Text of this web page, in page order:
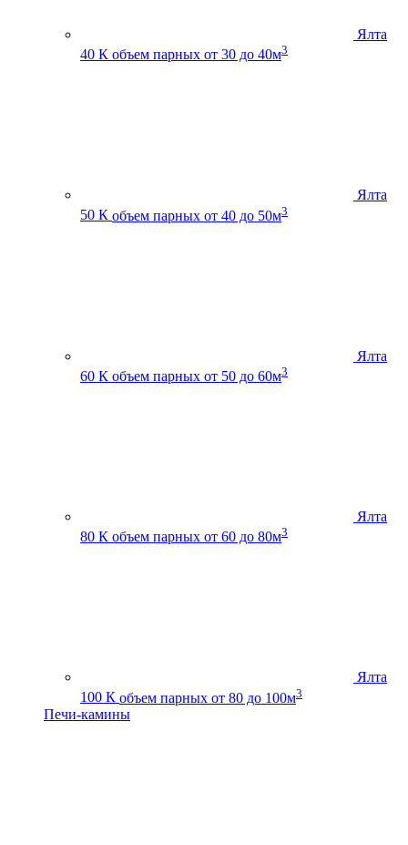
Ялта
40 К объем парных от 30 до 40м3
Ялта
50 К объем парных от 40 до 50м3
Ялта
60 К объем парных от 50 до 60м3
Ялта
80 К объем парных от 60 до 80м3
Ялта
100 К объем парных от 80 до 100м3
Печи-камины